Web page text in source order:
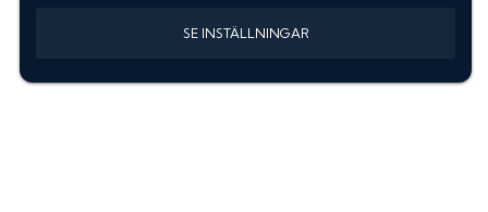
SE INSTÄLLNINGAR